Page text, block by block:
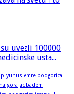
uvezli 100000
usta...
yunus emre podgorica
gora acibadem